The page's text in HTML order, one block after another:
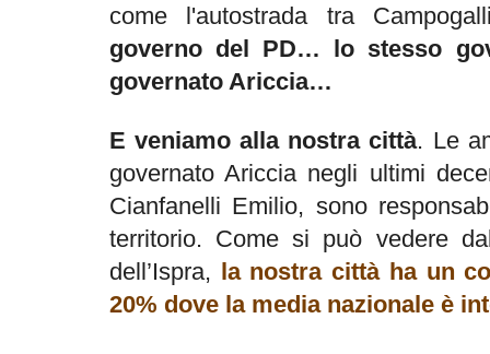
come l'autostrada tra
governo del PD… lo stesso
governato Ariccia…
E veniamo alla nostra città. Le
governato Ariccia negli ultimi
Cianfanelli Emilio, sono
territorio. Come si può vedere
dell’Ispra, la nostra città ha un
20% dove la media nazionale è